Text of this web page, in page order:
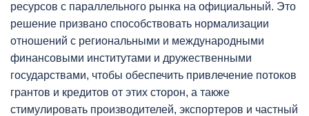
ресурсов с параллельного рынка на официальный. Это
решение призвано способствовать нормализации
отношений с региональными и международными
финансовыми институтами и дружественными
государствами, чтобы обеспечить привлечение потоков
грантов и кредитов от этих сторон, а также
стимулировать производителей, экспортеров и частный